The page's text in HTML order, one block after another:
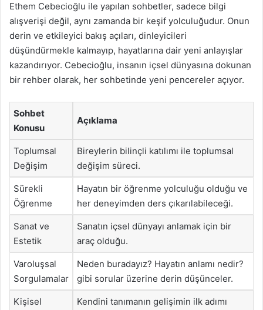
Ethem Cebecioğlu ile yapılan sohbetler, sadece bilgi
alışverişi değil, aynı zamanda bir keşif yolculuğudur. Onun
derin ve etkileyici bakış açıları, dinleyicileri
düşündürmekle kalmayıp, hayatlarına dair yeni anlayışlar
kazandırıyor. Cebecioğlu, insanın içsel dünyasına dokunan
bir rehber olarak, her sohbetinde yeni pencereler açıyor.
Sohbet
Konusu
Açıklama
Toplumsal
Değişim
Bireylerin bilinçli katılımı ile toplumsal
değişim süreci.
Sürekli
Öğrenme
Hayatın bir öğrenme yolculuğu olduğu ve
her deneyimden ders çıkarılabileceği.
Sanat ve
Estetik
Sanatın içsel dünyayı anlamak için bir
araç olduğu.
Varoluşsal
Sorgulamalar
Neden buradayız? Hayatın anlamı nedir?
gibi sorular üzerine derin düşünceler.
Kişisel
Kendini tanımanın gelişimin ilk adımı